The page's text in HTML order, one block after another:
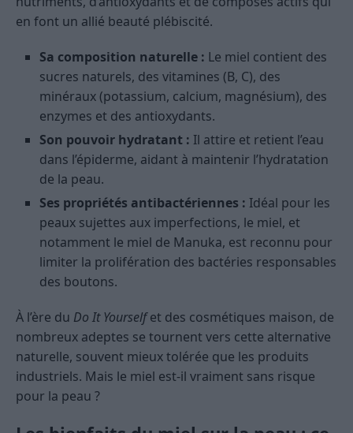
en font un allié beauté plébiscité.
Sa composition naturelle : Le miel contient des
sucres naturels, des vitamines (B, C), des
minéraux (potassium, calcium, magnésium), des
enzymes et des antioxydants.
Son pouvoir hydratant : Il attire et retient l’eau
dans l’épiderme, aidant à maintenir l’hydratation
de la peau.
Ses propriétés antibactériennes : Idéal pour les
peaux sujettes aux imperfections, le miel, et
notamment le miel de Manuka, est reconnu pour
limiter la prolifération des bactéries responsables
des boutons.
À l’ère du Do It Yourselfet des cosmétiques maison, de
nombreux adeptes se tournent vers cette alternative
naturelle, souvent mieux tolérée que les produits
industriels. Mais le miel est-il vraiment sans risque
pour la peau ?